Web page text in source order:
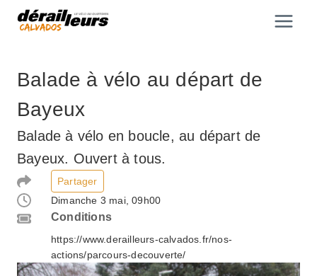
Aller
Balade à vélo au départ de
Bayeux
Balade à vélo en boucle, au départ de
Bayeux. Ouvert à tous.
Partager
Dimanche 3 mai, 09h00
Conditions
https://www.derailleurs-calvados.fr/nos-
actions/parcours-decouverte/